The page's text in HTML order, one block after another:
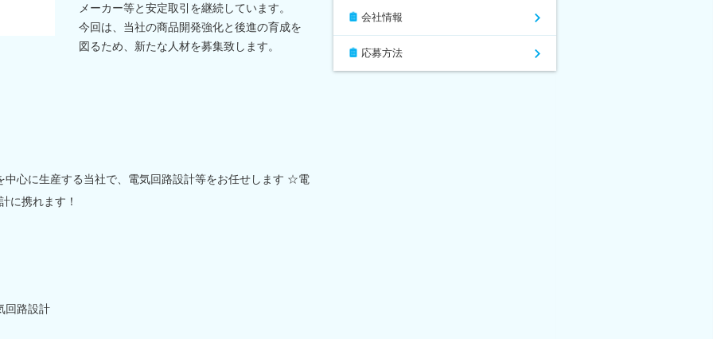
メーカー等と安定取引を継続しています。
今回は、当社の商品開発強化と後進の育成を
図るため、新たな人材を募集致します。
中心に生産する当社で、電気回路設計等をお任せします ☆電
に携れます！
回路設計
会社情報
応募方法